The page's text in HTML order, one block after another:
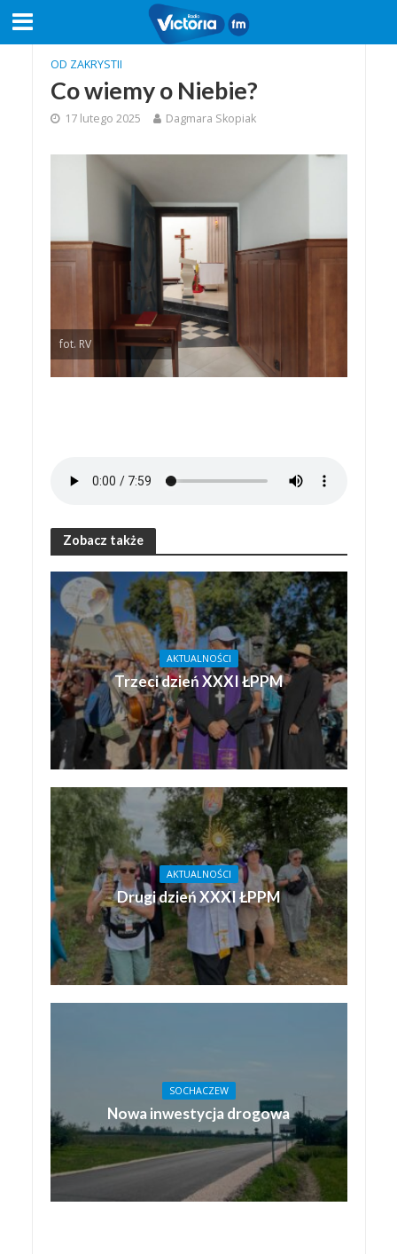
OD ZAKRYSTII
Co wiemy o Niebie?
17 lutego 2025 Dagmara Skopiak
fot. RV
Zobacz także
AKTUALNOŚCI
Trzeci dzień XXXI ŁPPM
AKTUALNOŚCI
Drugi dzień XXXI ŁPPM
SOCHACZEW
Nowa inwestycja drogowa